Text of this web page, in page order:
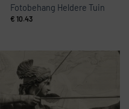
Fotobehang Heldere Tuin
€ 10.43